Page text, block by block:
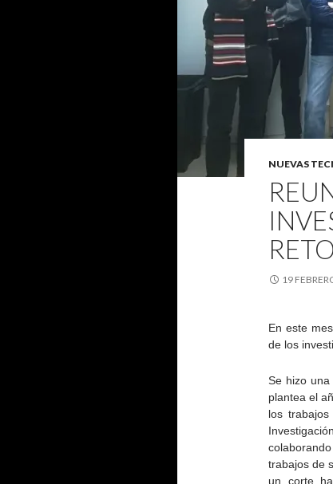
NUEVAS
19
En este
de los
Se hizo
plantea el
los
trabajos de
un corte